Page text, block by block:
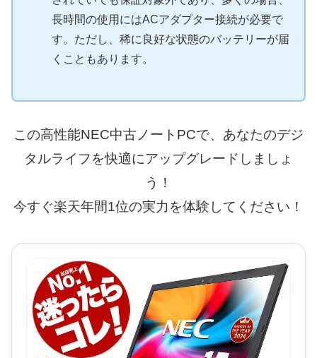
長時間の使用にはACアダプター接続が必要で
す。ただし、稀に良好な状態のバッテリーが届
くこともあります。
この高性能NEC中古ノートPCで、あなたのデジ
タルライフを快適にアップグレードしましょ
う！
今すぐ楽天年間1位の実力を体験してください！